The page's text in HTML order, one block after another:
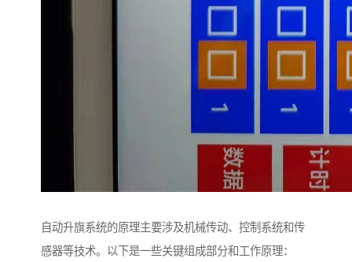
自动升旗系统的原理主要涉及机械传动、控制系统和传
感器等技术。以下是一些关键组成部分和工作原理：